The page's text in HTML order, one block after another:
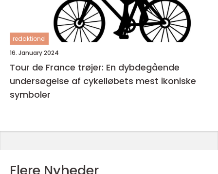
redaktionel
16. January 2024
Tour de France trøjer: En dybdegående
undersøgelse af cykelløbets mest ikoniske
symboler
Flere Nyheder